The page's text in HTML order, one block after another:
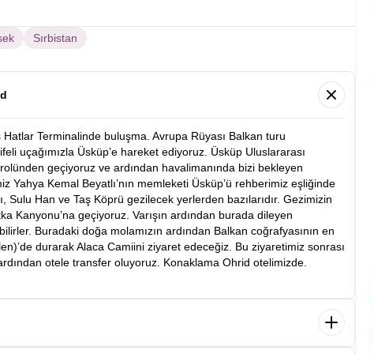
Sırbistan
Terminalinde buluşma. Avrupa Rüyası Balkan turu
uçağımızla Üsküp’e hareket ediyoruz. Üsküp Uluslararası
geçiyoruz ve ardından havalimanında bizi bekleyen
Yahya Kemal Beyatlı’nın memleketi Üsküp’ü rehberimiz eşliğinde
Han ve Taş Köprü gezilecek yerlerden bazılarıdır. Gezimizin
Kanyonu’na geçiyoruz. Varışın ardından burada dileyen
Buradaki doğa molamızın ardından Balkan coğrafyasının en
durarak Alaca Camiini ziyaret edeceğiz. Bu ziyaretimiz sonrası
otele transfer oluyoruz. Konaklama Ohrid otelimizde.